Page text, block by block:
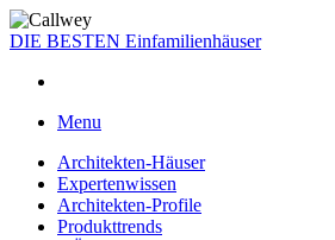
DIE BESTEN Einfamilienhäuser
Menu
Architekten-Häuser
Expertenwissen
Architekten-Profile
Produkttrends